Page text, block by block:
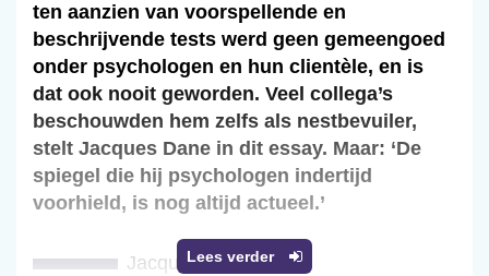
Lees verder
ten aanzien van voorspellende en
beschrijvende tests werd geen gemeengoed
onder psychologen en hun clientèle, en is
dat ook nooit geworden. Veel collega’s
beschouwden hem zelfs als nestbevuiler,
stelt Jacques Dane in dit essay. Maar: ‘De
spiegel die hij psychologen indertijd
voorhield, is nog altijd actueel.’
Jacques Dane